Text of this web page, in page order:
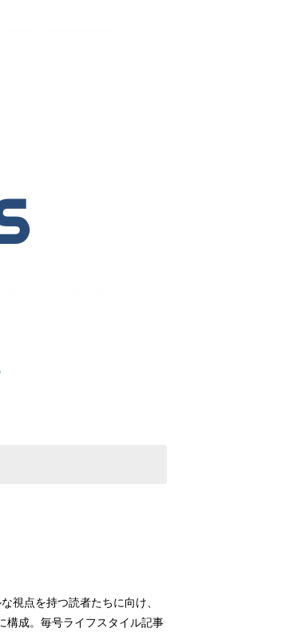
視点を持つ読者たちに向け、
構成。毎号ライフスタイル記事